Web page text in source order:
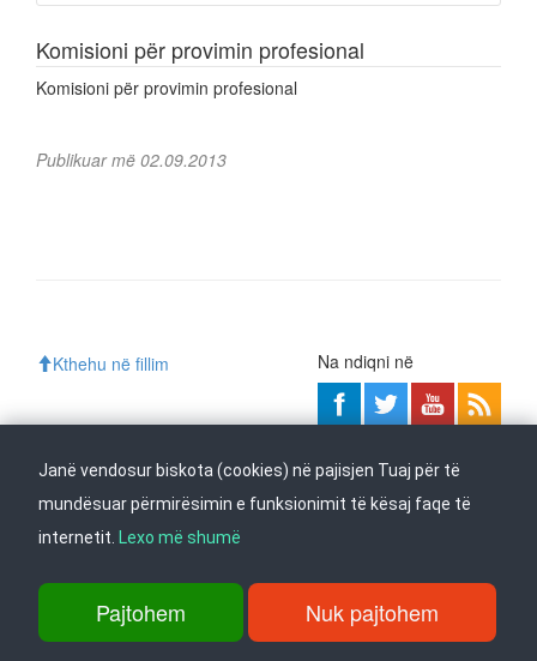
Komisioni për provimin profesional
Komisioni për provimin profesional
Publikuar më 02.09.2013
Kthehu në fillim Na ndiqni në
rr. Dame Gruev 14, Garazha në kate Beko, kati i 1-rë, 1000 Shkup, Tel:
+389 2 3103 601 (641), Faks: +389 2 3137 149 |info@ippo.gov.mk
Janë vendosur biskota (cookies) në pajisjen Tuaj për të
mundësuar përmirësimin e funksionimit të kësaj faqe të
internetit. Lexo më shumë
Pajtohem Nuk pajtohem